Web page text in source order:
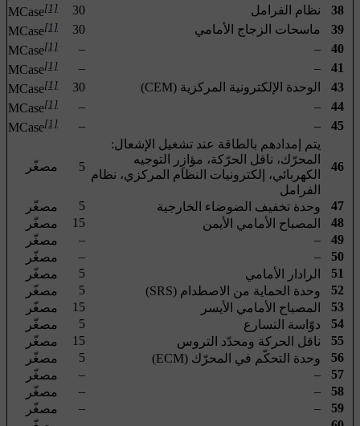
38
نظام الفرامل 30
MCase[1]
39 ماسحات الزجاج الأمامي 30
MCase[1]
40
–
–
MCase[1]
41
–
–
MCase[1]
43 الوحدة الإلكترونية المركزية (CEM) 30
MCase[1]
44
–
–
MCase[1]
45
–
–
MCase[1]
46
يتم إمدادهم بالطاقة عند تشغيل الإشعال:
المحرّك، ناقل الحرّكة، مؤازِر التوجيه
الكهربائي، إلكترونيات النظام المركزي، نظام
الفرامل
5 مصغّر
47 وحدة تخفيف الضوضاء الخارجية 5
مصغّر
48
المصباح الأمامي الأيمن 15
مصغّر
49
–
–
مصغّر
50
–
–
مصغّر
51
الرادار الأمامي 5
مصغّر
52
وحدة الحماية من الاصطدام (SRS) 5
مصغّر
53
المصباح الأمامي الأيسر 15
مصغّر
54
دوّاسة التسارع 5
مصغّر
55
ناقل الحركة ومحدّد التروس 15
مصغّر
56
وحدة التحكّم في المحرّك (ECM) 5
مصغّر
57
–
–
مصغّر
58
–
–
مصغّر
59
–
–
مصغّر